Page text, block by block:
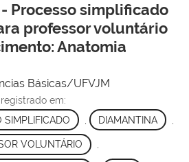
Processo simplificado
professor voluntário
Anatomia
Básicas/UFVJM
registrado em:
SIMPLIFICADO
DIAMANTINA
VOLUNTÁRIO ,